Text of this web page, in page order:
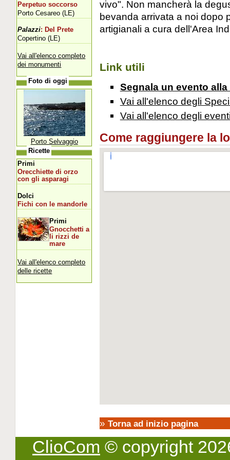
vivo". Non mancherà la
bevanda arrivata a noi dopo
artigianali a cura dell'Area
Link utili
Segnala un evento
Vai all'elenco degli
Vai all'elenco degli
Come raggiungere la
» Torna ad inizio pagina
Perpetuo soccorso
Porto Cesareo (LE)
Palazzi: Del Prete
Copertino (LE)
Vai all'elenco completo
dei monumenti
Foto di oggi
Porto Selvaggio
Ricette
Primi
Orecchiette di orzo
con gli asparagi
Dolci
Fichi con le mandorle
Primi
Gnocchetti a
li rizzi de
mare
Vai all'elenco completo
delle ricette
ClioCom © copyright